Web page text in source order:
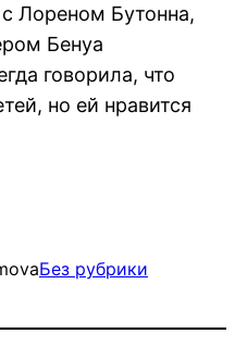
Лореном Бутонна,
Бенуа
говорила, что
но ей нравится
Без рубрики